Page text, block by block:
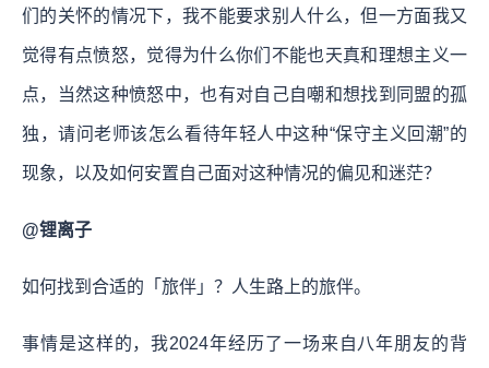
们的关怀的情况下，我不能要求别人什么，但一方面我又
觉得有点愤怒，觉得为什么你们不能也天真和理想主义一
点，当然这种愤怒中，也有对自己自嘲和想找到同盟的孤
独，请问老师该怎么看待年轻人中这种“保守主义回潮”的
现象，以及如何安置自己面对这种情况的偏见和迷茫？
@锂离子
如何找到合适的「旅伴」？人生路上的旅伴。
事情是这样的，我2024年经历了一场来自八年朋友的背